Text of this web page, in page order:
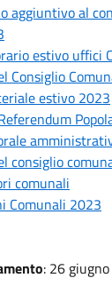
aggiuntivo al
estivo uffici
Consiglio
estivo 2023
consiglio
comunali
Comunali 2023
: 26